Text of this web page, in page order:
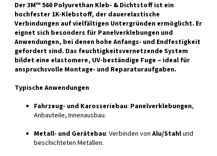
Der 3M™ 560 Polyurethan Kleb- & Dichtstoff ist ein
hochfester 1K-Klebstoff, der dauerelastische
Verbindungen auf vielfältigen Untergründen ermöglicht. Er
eignet sich besonders für Panelverklebungen und
Anwendungen, bei denen hohe Anfangs- und Endfestigkeit
gefordert sind. Das feuchtigkeitsvernetzende System
bildet eine elastomere, UV-beständige Fuge – ideal für
anspruchsvolle Montage- und Reparaturaufgaben.
Typische Anwendungen
Fahrzeug- und Karosseriebau: Panelverklebungen,
Anbauteile, Innenausbau.
Metall- und Gerätebau: Verbinden von Alu/Stahlund
beschichteten Metallen.